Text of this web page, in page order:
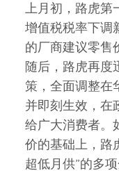
上月初，路虎第
增值税税率下调
的厂商建议零售
随后，路虎再度
策，全面调整在
并即刻生效，在
给广大消费者。
价的基础上，路
超低月供”的多